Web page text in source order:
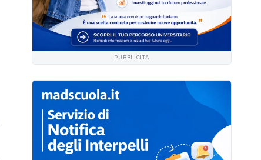
PUBBLICITÀ